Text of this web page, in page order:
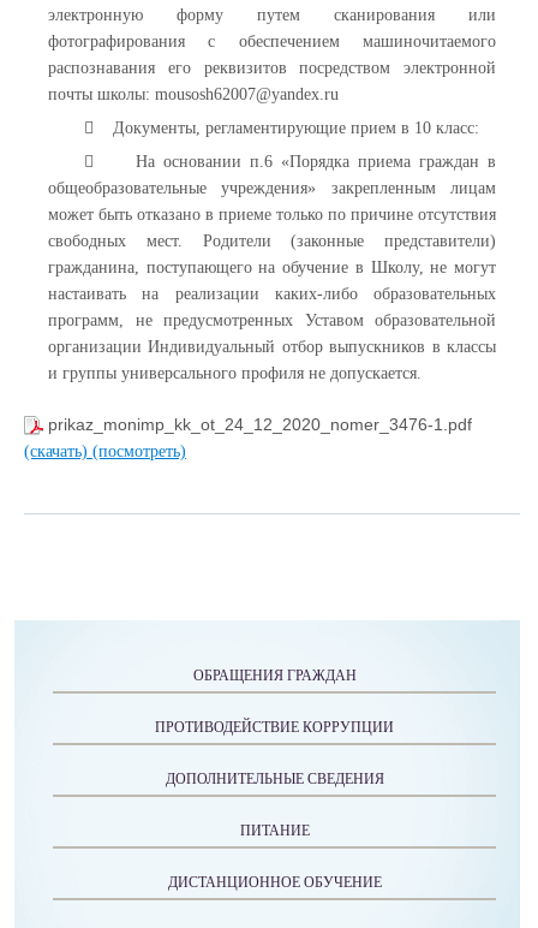
электронную форму путем сканирования или
фотографирования с обеспечением машиночитаемого
распознавания его реквизитов посредством электронной
почты школы: mousosh62007@yandex.ru
 Документы, регламентирующие прием в 10 класс:
 На основании п.6 «Порядка приема граждан в
общеобразовательные учреждения» закрепленным лицам
может быть отказано в приеме только по причине отсутствия
свободных мест. Родители (законные представители)
гражданина, поступающего на обучение в Школу, не могут
настаивать на реализации каких-либо образовательных
программ, не предусмотренных Уставом образовательной
организации Индивидуальный отбор выпускников в классы
и группы универсального профиля не допускается.
prikaz_monimp_kk_ot_24_12_2020_nomer_3476-1.pdf
(скачать) (посмотреть)
ОБРАЩЕНИЯ ГРАЖДАН
ПРОТИВОДЕЙСТВИЕ КОРРУПЦИИ
ДОПОЛНИТЕЛЬНЫЕ СВЕДЕНИЯ
ПИТАНИЕ
ДИСТАНЦИОННОЕ ОБУЧЕНИЕ